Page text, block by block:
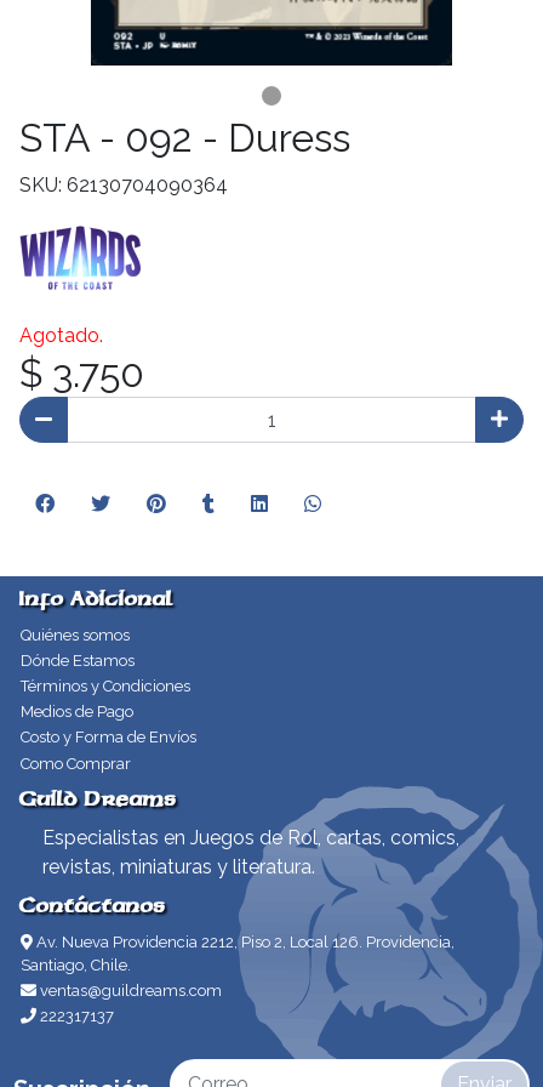
STA - 092 - Duress
SKU: 62130704090364
Agotado.
$ 3.750
Info Adicional
Quiénes somos
Dónde Estamos
Términos y Condiciones
Medios de Pago
Costo y Forma de Envíos
Como Comprar
Guild Dreams
Especialistas en Juegos de Rol, cartas, comics,
revistas, miniaturas y literatura.
Contáctanos
Av. Nueva Providencia 2212, Piso 2, Local 126. Providencia,
Santiago, Chile.
ventas@guildreams.com
222317137